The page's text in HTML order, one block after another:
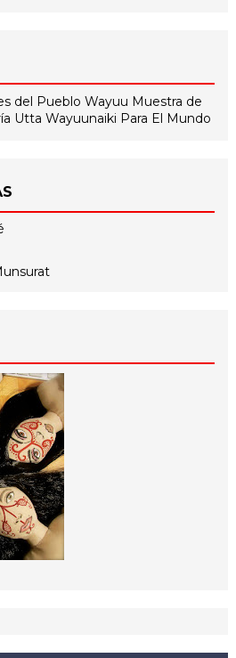
del Pueblo Wayuu Muestra de
Utta Wayuunaiki Para El Mundo